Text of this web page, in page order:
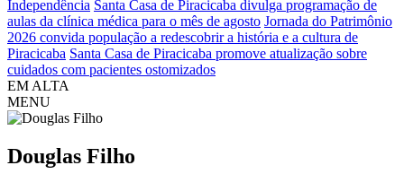
Independência Santa Casa de Piracicaba divulga programação de
aulas da clínica médica para o mês de agosto Jornada do Patrimônio
2026 convida população a redescobrir a história e a cultura de
Piracicaba Santa Casa de Piracicaba promove atualização sobre
cuidados com pacientes ostomizados
EM ALTA
MENU
Douglas Filho